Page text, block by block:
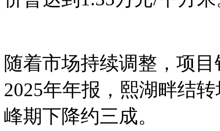
随着市场持续调整，项
2025年年报，熙湖畔结
峰期下降约三成。